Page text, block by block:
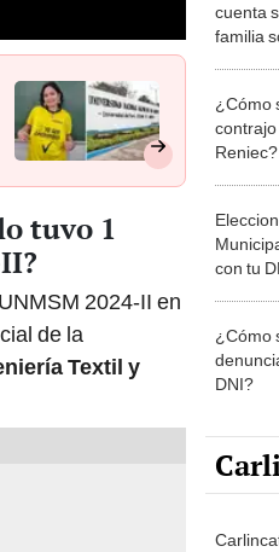
tuvo 1
2024-II en
de la
Textil y
cuenta
familia
¿Cómo
Reniec?
con tu
la ONPE
¿Cómo
DNI?